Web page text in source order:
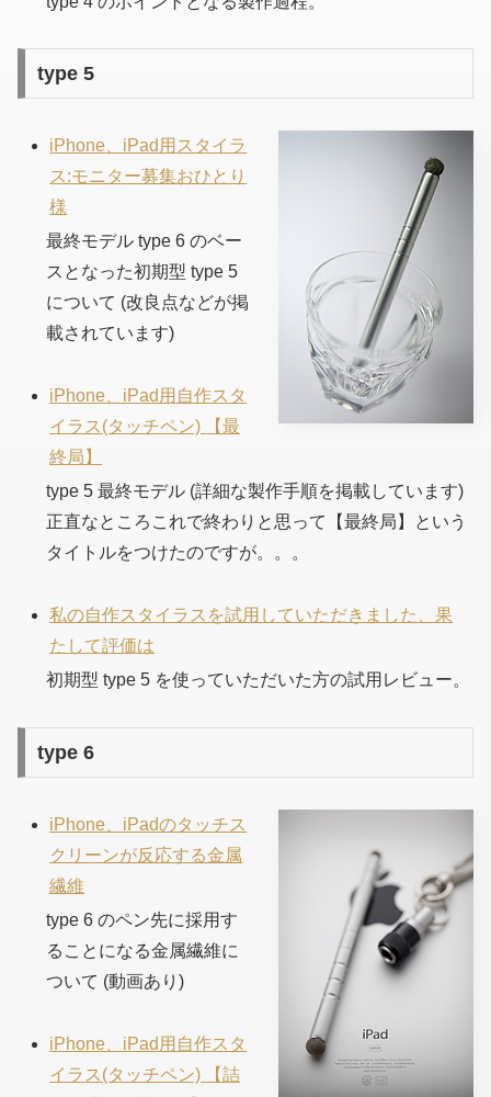
type 5
iPhone、iPad用スタイラ
ス:モニター募集おひとり
様
最終モデル type 6 のベー
スとなった初期型 type 5
について (改良点などが掲
載されています)
iPhone、iPad用自作スタ
イラス(タッチペン) 【最
終局】
type 5 最終モデル (詳細な製作手順を掲載しています)
正直なところこれで終わりと思って【最終局】という
タイトルをつけたのですが。。。
私の自作スタイラスを試用していただきました、果
たして評価は
初期型 type 5 を使っていただいた方の試用レビュー。
type 6
iPhone、iPadのタッチス
クリーンが反応する金属
繊維
type 6 のペン先に採用す
ることになる金属繊維に
ついて (動画あり)
iPhone、iPad用自作スタ
イラス(タッチペン) 【詰